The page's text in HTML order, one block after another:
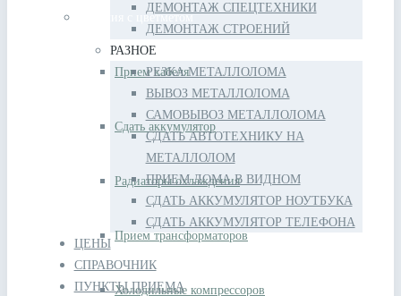
Изделия с цветметом
Прием кабеля
Сдать аккумулятор
Радиаторы охлаждения
Прием трансформаторов
Холодильные компрессоров
ДЕМОНТАЖ СПЕЦТЕХНИКИ
ДЕМОНТАЖ СТРОЕНИЙ
РАЗНОЕ
РЕЗКА МЕТАЛЛОЛОМА
ВЫВОЗ МЕТАЛЛОЛОМА
САМОВЫВОЗ МЕТАЛЛОЛОМА
СДАТЬ АВТОТЕХНИКУ НА
МЕТАЛЛОЛОМ
ПРИЕМ ЛОМА В ВИДНОМ
СДАТЬ АККУМУЛЯТОР НОУТБУКА
СДАТЬ АККУМУЛЯТОР ТЕЛЕФОНА
ЦЕНЫ
СПРАВОЧНИК
ПУНКТЫ ПРИЕМА